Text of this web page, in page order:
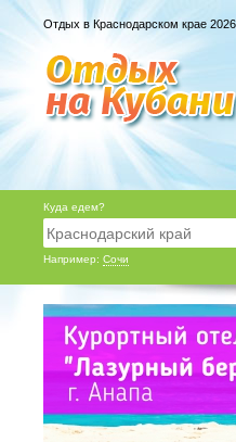
Отдых в Краснодарском крае 2026
Куда едем?
Например: Сочи